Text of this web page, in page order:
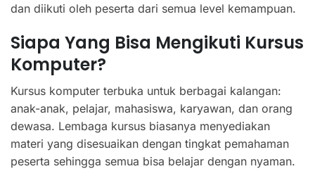
dan diikuti oleh peserta dari semua level kemampuan.
Siapa Yang Bisa Mengikuti Kursus
Komputer?
Kursus komputer terbuka untuk berbagai kalangan:
anak-anak, pelajar, mahasiswa, karyawan, dan orang
dewasa. Lembaga kursus biasanya menyediakan
materi yang disesuaikan dengan tingkat pemahaman
peserta sehingga semua bisa belajar dengan nyaman.